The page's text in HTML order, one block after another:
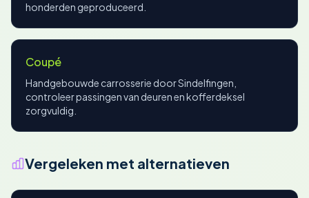
honderden geproduceerd.
Coupé
Handgebouwde carrosserie door Sindelfingen,
controleer passingen van deuren en kofferdeksel
zorgvuldig.
Vergeleken met alternatieven